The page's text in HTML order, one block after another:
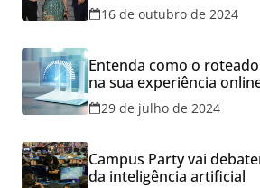
16 de outubro de 2024
Entenda como o
na sua experiência
29 de julho de 2024
Campus Party vai
da inteligência artificial